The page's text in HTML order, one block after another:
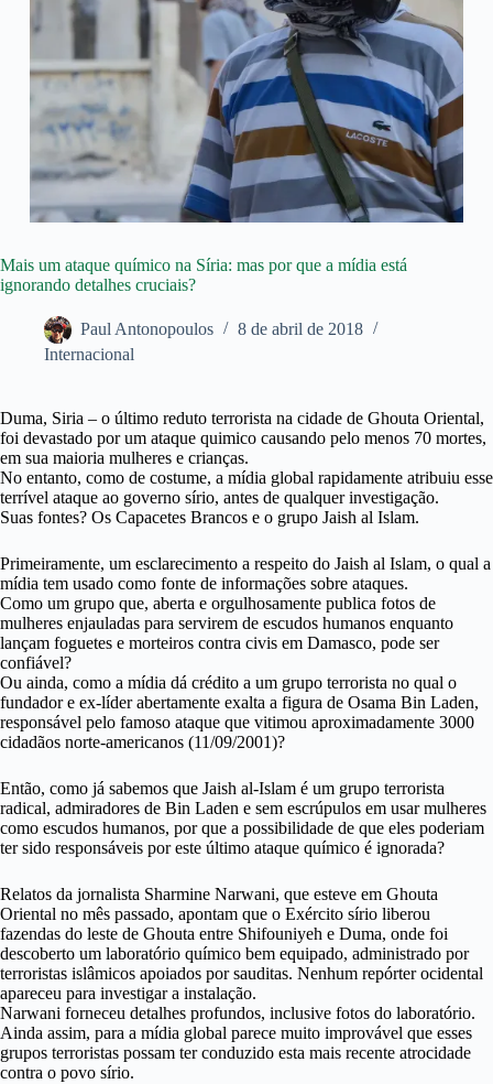
Mais um ataque químico na Síria: mas por que a mídia está
ignorando detalhes cruciais?
Paul Antonopoulos
8 de abril de 2018
Internacional
Duma, Siria – o último reduto terrorista na cidade de Ghouta Oriental,
foi devastado por um ataque quimico causando pelo menos 70 mortes,
em sua maioria mulheres e crianças.
No entanto, como de costume, a mídia global rapidamente atribuiu esse
terrível ataque ao governo sírio, antes de qualquer investigação.
Suas fontes? Os Capacetes Brancos e o grupo Jaish al Islam.
Primeiramente, um esclarecimento a respeito do Jaish al Islam, o qual a
mídia tem usado como fonte de informações sobre ataques.
Como um grupo que, aberta e orgulhosamente publica fotos de
mulheres enjauladas para servirem de escudos humanos enquanto
lançam foguetes e morteiros contra civis em Damasco, pode ser
confiável?
Ou ainda, como a mídia dá crédito a um grupo terrorista no qual o
fundador e ex-líder abertamente exalta a figura de Osama Bin Laden,
responsável pelo famoso ataque que vitimou aproximadamente 3000
cidadãos norte-americanos (11/09/2001)?
Então, como já sabemos que Jaish al-Islam é um grupo terrorista
radical, admiradores de Bin Laden e sem escrúpulos em usar mulheres
como escudos humanos, por que a possibilidade de que eles poderiam
ter sido responsáveis ​​por este último ataque químico é ignorada?
Relatos da jornalista Sharmine Narwani, que esteve em Ghouta
Oriental no mês passado, apontam que o Exército sírio liberou
fazendas do leste de Ghouta entre Shifouniyeh e Duma, onde foi
descoberto um laboratório químico bem equipado, administrado por
terroristas islâmicos apoiados por sauditas. Nenhum repórter ocidental
apareceu para investigar a instalação.
Narwani forneceu detalhes profundos, inclusive fotos do laboratório.
Ainda assim, para a mídia global parece muito improvável que esses
grupos terroristas possam ter conduzido esta mais recente atrocidade
contra o povo sírio.